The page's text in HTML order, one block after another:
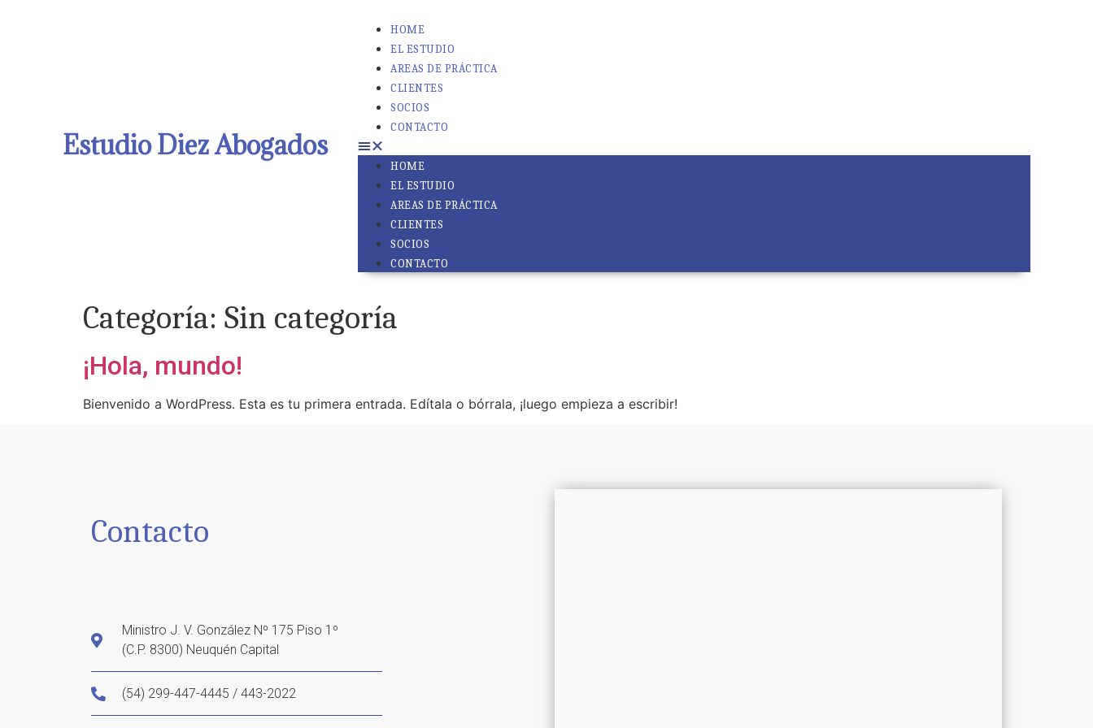
Estudio Diez Abogados
HOME
EL ESTUDIO
AREAS DE PRÁCTICA
CLIENTES
SOCIOS
CONTACTO
HOME
EL ESTUDIO
AREAS DE PRÁCTICA
CLIENTES
SOCIOS
CONTACTO
Categoría: Sin categoría
¡Hola, mundo!
Bienvenido a WordPress. Esta es tu primera entrada. Edítala o bórrala, ¡luego empieza a escribir!
Contacto
Ministro J. V. González Nº 175 Piso 1º
(C.P. 8300) Neuquén Capital
(54) 299-447-4445 / 443-2022